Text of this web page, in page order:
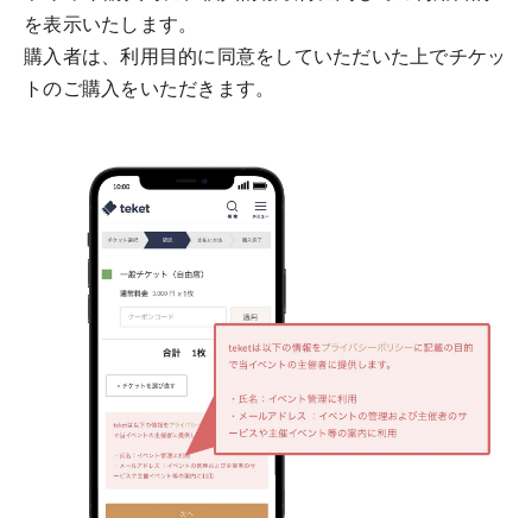
を表示いたします。
購入者は、利用目的に同意をしていただいた上でチケッ
トのご購入をいただきます。